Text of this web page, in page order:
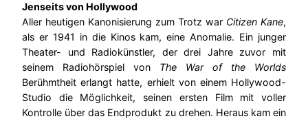
Jenseits von Hollywood
Aller heutigen Kanonisierung zum Trotz war Citizen Kane,
als er 1941 in die Kinos kam, eine Anomalie. Ein junger
Theater- und Radiokünstler, der drei Jahre zuvor mit
seinem Radiohörspiel von The War of the Worlds
Berühmtheit erlangt hatte, erhielt von einem Hollywood-
Studio die Möglichkeit, seinen ersten Film mit voller
Kontrolle über das Endprodukt zu drehen. Heraus kam ein